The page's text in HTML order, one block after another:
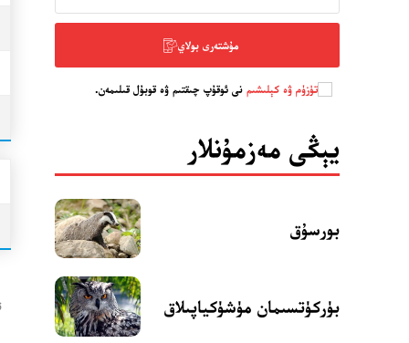
مۇشتەرى بولاي
تۈزۈم ۋە كېلىشىمنى ئوقۇپ چىقتىم ۋە قوبۇل قىلىمەن.
يېڭى مەزمۇنلار
بورسۇق
بۈركۈتسىمان مۈشۈكياپىلاق